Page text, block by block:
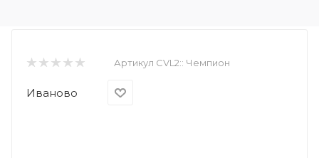
Артикул CVL2:: Чемпион
Иваново